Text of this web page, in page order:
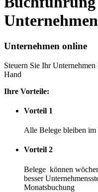
Unternehmen online
Steuern Sie Ihr
Hand
Ihre Vorteile:
Vorteil 1
Alle Belege bleiben im
Vorteil 2
Belege können
besser
Monatsbuchung